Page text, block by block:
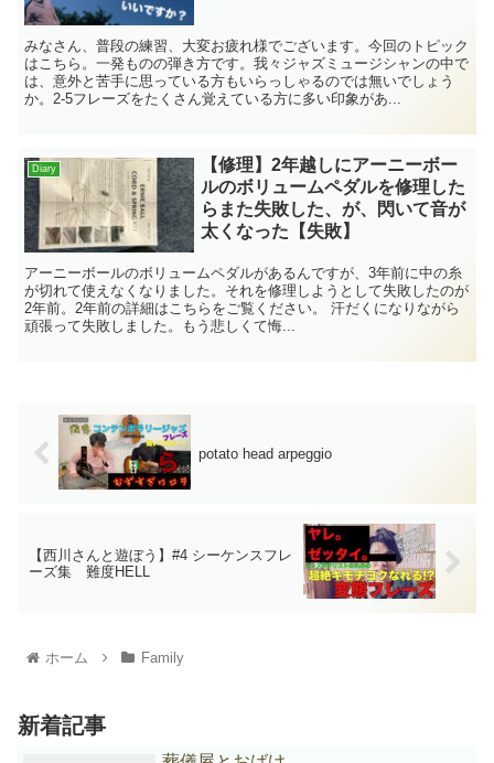
みなさん、普段の練習、大変お疲れ様でございます。今回のトピック
はこちら。一発ものの弾き方です。我々ジャズミュージシャンの中で
は、意外と苦手に思っている方もいらっしゃるのでは無いでしょう
か。2-5フレーズをたくさん覚えている方に多い印象があ...
Diary
【修理】2年越しにアーニーボー
ルのボリュームペダルを修理した
らまた失敗した、が、閃いて音が
太くなった【失敗】
アーニーボールのボリュームペダルがあるんですが、3年前に中の糸
が切れて使えなくなりました。それを修理しようとして失敗したのが
2年前。2年前の詳細はこちらをご覧ください。 汗だくになりながら
頑張って失敗しました。もう悲しくて悔...
potato head arpeggio
【西川さんと遊ぼう】#4 シーケンスフレ
ーズ集 難度HELL
ホーム Family
新着記事